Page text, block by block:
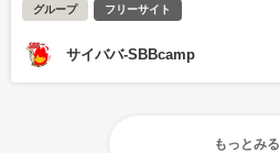
グループ フリーサイト
サイババ-SBBcamp
もっとみる